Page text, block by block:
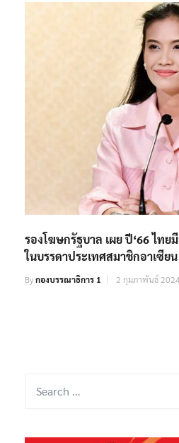
รองโฆษกรัฐบาล เผย ปี‘66 ไท
ในบรรดาประเทศสมาชิกอาเซียน
Byกองบรรณาธิการ 1 2 กุมภาพันธ์ 2024